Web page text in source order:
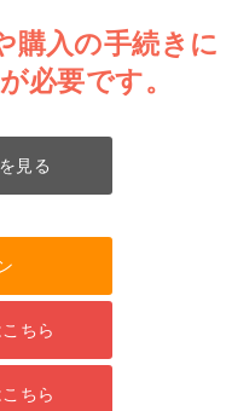
購入の手続きに
必要です。
見る
ちら
ちら